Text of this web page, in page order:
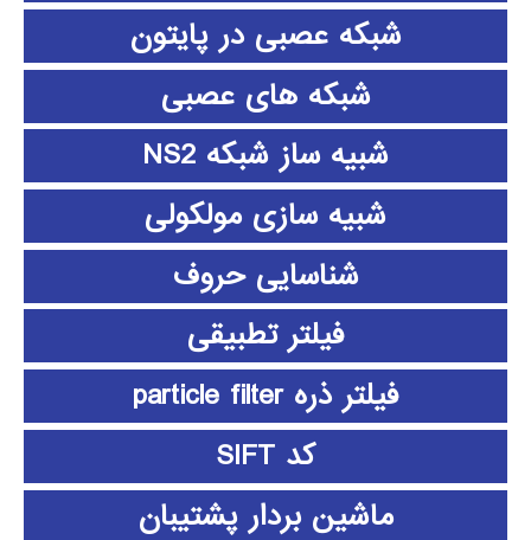
شبکه عصبی در پایتون
شبکه های عصبی
شبیه ساز شبکه NS2
شبیه سازی مولکولی
شناسایی حروف
فیلتر تطبیقی
فیلتر ذره particle filter
کد SIFT
ماشین بردار پشتیبان